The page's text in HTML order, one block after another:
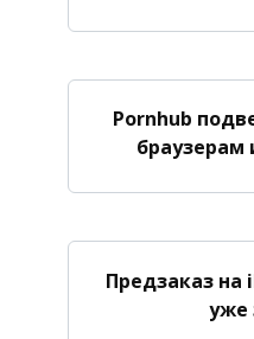
Pornhub
браузерам
Предзаказ на
уже